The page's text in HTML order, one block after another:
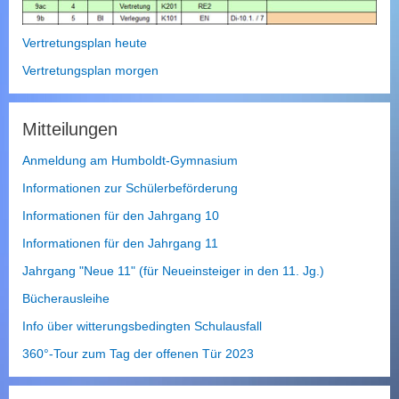
Vertretungsplan heute
Vertretungsplan morgen
Mitteilungen
Anmeldung am Humboldt-Gymnasium
Informationen zur Schülerbeförderung
Informationen für den Jahrgang 10
Informationen für den Jahrgang 11
Jahrgang "Neue 11" (für Neueinsteiger in den 11. Jg.)
Bücherausleihe
Info über witterungsbedingten Schulausfall
360°-Tour zum Tag der offenen Tür 2023